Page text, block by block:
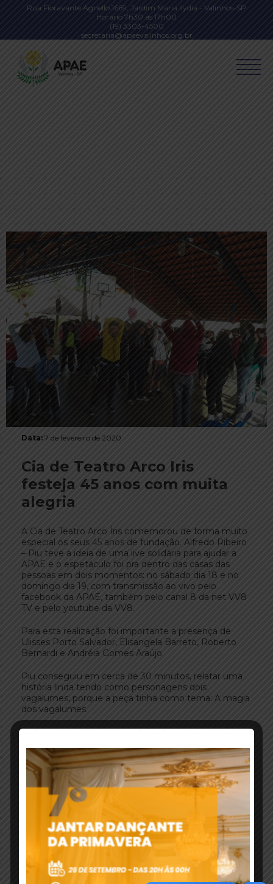
Rua Fioravante Agnello 1669, Jardim Maria Ilydia - Valinhos-SP
Horário 7h30 às 17h00
(19) 3303-4500
secretaria@apaevalinhos.org.br
Data: 7 de fevereiro de 2020
Cia de Teatro Arco Iris
festeja 45 anos com muita
alegria
A Cia de Teatro Arco Íris comemorou de forma muito
especial os seus 45 anos de fundação. Alfredo Ribeiro
– Piu teve a ideia de uma live solidária para ajudar a
APAE e o espetáculo foi pra dentro das casas das
pessoas em dois momentos: no sábado dia 18 e no
domingo dia 19, com transmissão ao vivo pelo
facebook da APAE, também pelo canal 8 da net VV8
TV e pelo youtube da VV8.
Para esta realização foi importante a presença de
Ulisses Porto Salvador, Elisangela Barreto, Roberto
Bernardi e Andréia Gomes Araújo.
Piu conseguiu em cerca de 30 minutos, relatar uma
história linda tendo como personagens dois
vagalumes, porque a peça tinha como tema: A magia
dos vagalumes.
Sozinho, Piu mesclou um pouco de seus sonhos com
para se manter ativo durante tantos anos, falta de
apoio e de reconhecimento para esta arte que
encanta as crianças de todas as idades.
De forma lúdica e com muita movimentação ele
segurou a atenção para o espetáculo, deixando no
final uma mensagem de amor, otimismo e
colaboração.
Durante a transmissão, o público foi pequeno, mas
cresceu muito em visualizações e comentários
depois.